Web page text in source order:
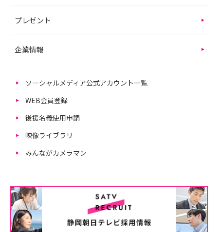
プレゼント
企業情報
ソーシャルメディア公式アカウント一覧
WEB会員登録
後援名義使用申請
映像ライブラリ
みんながカメラマン